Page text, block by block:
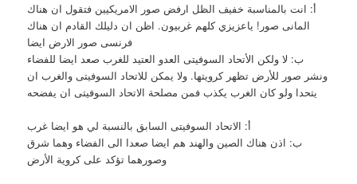
أ: انت بالمناسبة خفيف الظل ارفض صور الامريكيين فتقول ان هناك
المانى صور! ياعزيزي كلهم غربيون. اظن ان دليلك القادم ان هناك
فرنسى صور الارض ايضا
ب: لا ولكن الأتحاد السوفيتى العدو العتيد للغرب صعد ايضا للفضاء
ونشر صور للأرض تظهر كرويتها. ولا يمكن للاتحاد السوفيتى والغرب ان
يتحدا ولو كان الغرب يكذب فمن مصلحة الاتحاد السوفيتى ان يفضحه
أ: الاتحاد السوفيتى السابق بالنسبة لي هو ايضا غرب
ب: اذن هناك الصين والهند هم ايضا صعدا الى الفضاء وهما شرق
وصورهما تؤكد على كروية الأرض